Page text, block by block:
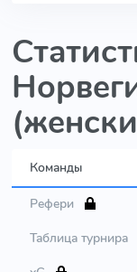
Команды
Рефери
Таблица турнира